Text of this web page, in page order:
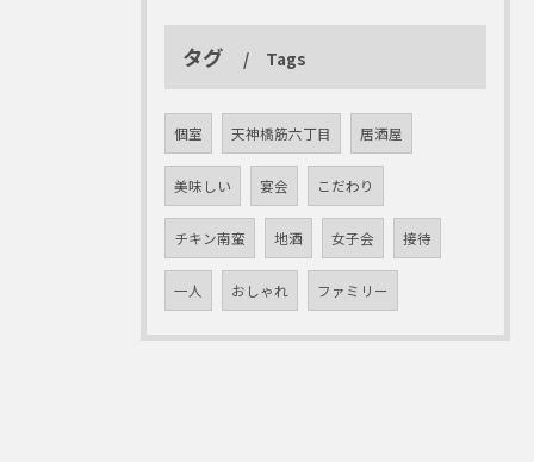
タグ Tags
個室 天神橋筋六丁目 居酒屋
美味しい 宴会 こだわり
チキン南蛮 地酒 女子会 接待
一人 おしゃれ ファミリー